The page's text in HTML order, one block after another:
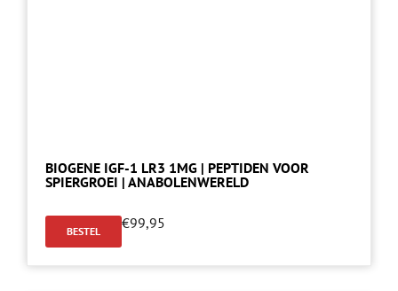
BIOGENE IGF-1 LR3 1MG | PEPTIDEN VOOR
SPIERGROEI | ANABOLENWERELD
BESTEL €99,95